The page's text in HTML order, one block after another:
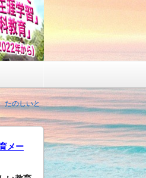
たのしいと
メー